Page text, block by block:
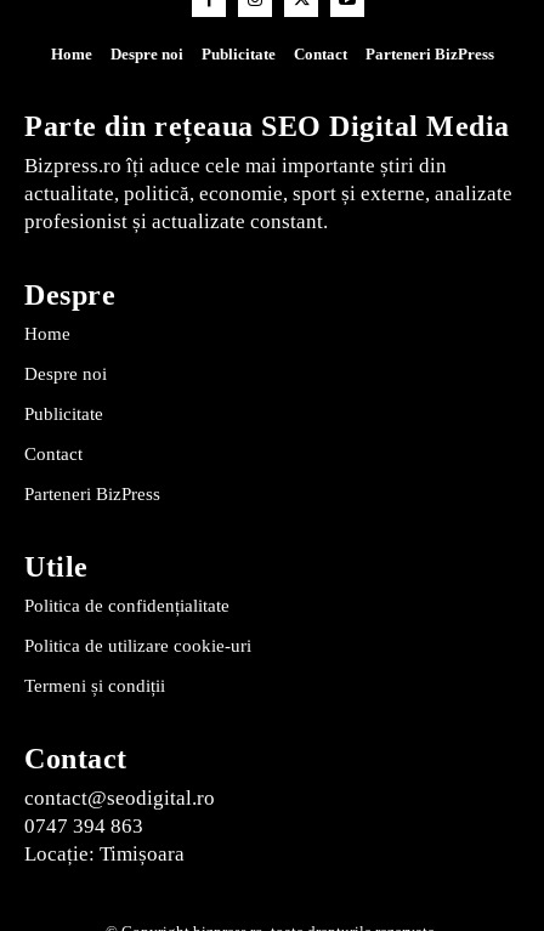
Home Despre noi Publicitate Contact Parteneri BizPress
Parte din rețeaua SEO Digital Media
Bizpress.ro îți aduce cele mai importante știri din
actualitate, politică, economie, sport și externe, analizate
profesionist și actualizate constant.
Despre
Home
Despre noi
Publicitate
Contact
Parteneri BizPress
Utile
Politica de confidențialitate
Politica de utilizare cookie-uri
Termeni și condiții
Contact
contact@seodigital.ro
0747 394 863
Locație: Timișoara